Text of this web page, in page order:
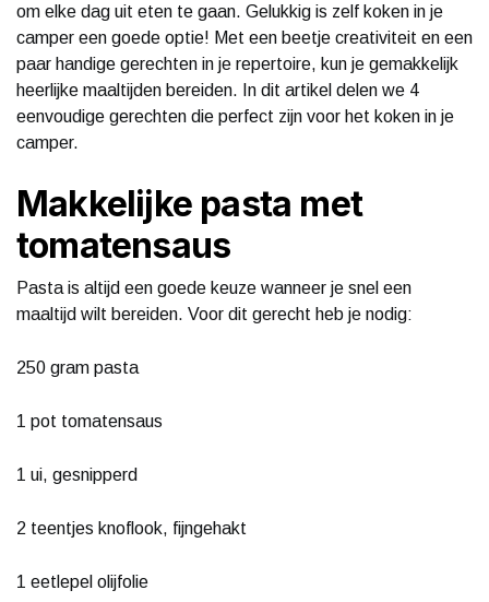
om elke dag uit eten te gaan. Gelukkig is zelf koken in je
camper een goede optie! Met een beetje creativiteit en een
paar handige gerechten in je repertoire, kun je gemakkelijk
heerlijke maaltijden bereiden. In dit artikel delen we 4
eenvoudige gerechten die perfect zijn voor het koken in je
camper.
Makkelijke pasta met
tomatensaus
Pasta is altijd een goede keuze wanneer je snel een
maaltijd wilt bereiden. Voor dit gerecht heb je nodig:
250 gram pasta
1 pot tomatensaus
1 ui, gesnipperd
2 teentjes knoflook, fijngehakt
1 eetlepel olijfolie